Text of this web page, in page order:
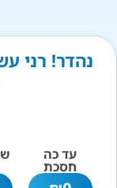
נהדר! רני
עד כה
חסכת